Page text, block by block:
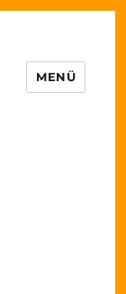
MENÜ